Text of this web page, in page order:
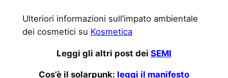
Ulteriori informazioni sull’impato ambientale
dei cosmetici su Kosmetica
Leggi gli altri post dei SEMI
Cos’è il solarpunk: leggi il manifesto